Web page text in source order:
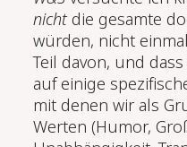
nichtdie gesamte
würden, nicht
Teil davon, und
auf einige
mit denen wir als
Werten (Humor,